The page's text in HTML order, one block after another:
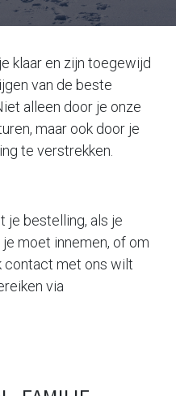
klaar en zijn toegewijd
van de beste
alleen door je onze
maar ook door je
te verstrekken.
je bestelling, als je
moet innemen, of om
contact met ons wilt
via